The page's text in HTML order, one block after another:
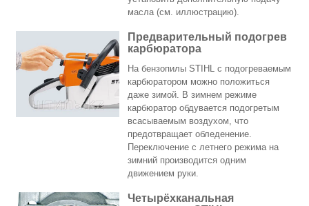
масла (см. иллюстрацию).
Предварительный подогрев
карбюратора
На бензопилы STIHL с подогреваемым
карбюратором можно положиться
даже зимой. В зимнем режиме
карбюратор обдувается подогретым
всасываемым воздухом, что
предотвращает обледенение.
Переключение с летнего режима на
зимний производится одним
движением руки.
Четырёхканальная